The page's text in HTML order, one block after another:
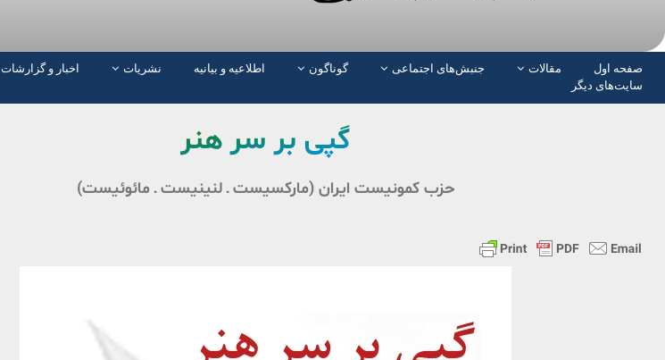
صفحە اول مقالات جنبش‌های اجتماعی گوناگون اطلاعیه و بیانیه نشریات اخبار و گزارشات
سایت‌های دیگر
گپی بر سر هنر
حزب کمونیست ایران (مارکسیست ـ لنینیست ـ مائوئیست)